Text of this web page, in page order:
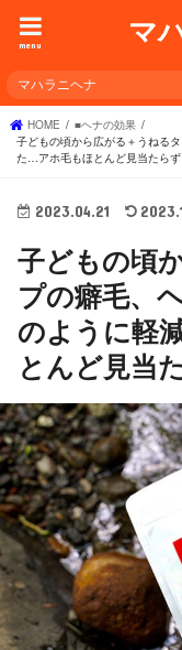
マ
menu
マハラニヘナ
HOME
■ヘナの効果
子どもの頃から広がる＋うねる
た…アホ毛もほとんど見当たらず
2023.04.21
子どもの頃
プの癖毛、
のように軽
とんど見当